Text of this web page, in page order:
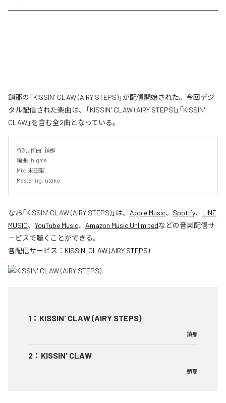
鎖那の「KISSIN' CLAW (AIRY STEPS)」が配信開始された。今回デジ
タル配信された楽曲は、「KISSIN' CLAW (AIRY STEPS)」「KISSIN'
CLAW」を含む全2曲となっている。
作詞, 作曲: 鎖那
編曲: higma
Mix: 米田聖
Mastering: utako
なお「KISSIN' CLAW (AIRY STEPS)」は、 Apple Music、 Spotify、 LINE
MUSIC、 YouTube Music、 Amazon Music Unlimitedなどの音楽配信サ
ービスで聴くことができる。
各配信サービス： KISSIN' CLAW (AIRY STEPS)
1 ： KISSIN' CLAW (AIRY STEPS)
鎖那
2 ： KISSIN' CLAW
鎖那